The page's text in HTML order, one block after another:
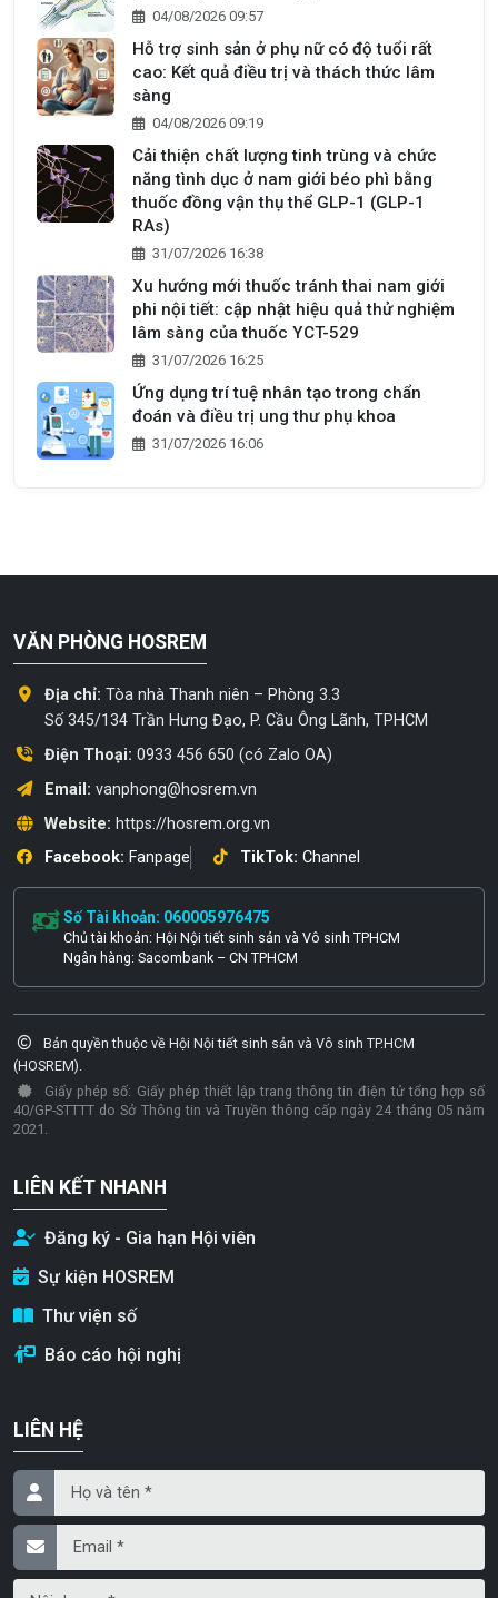
04/08/2026 09:57
Hỗ trợ sinh sản ở phụ nữ có độ tuổi rất
cao: Kết quả điều trị và thách thức lâm
sàng
04/08/2026 09:19
Cải thiện chất lượng tinh trùng và chức
năng tình dục ở nam giới béo phì bằng
thuốc đồng vận thụ thể GLP-1 (GLP-1
RAs)
31/07/2026 16:38
Xu hướng mới thuốc tránh thai nam giới
phi nội tiết: cập nhật hiệu quả thử nghiệm
lâm sàng của thuốc YCT-529
31/07/2026 16:25
Ứng dụng trí tuệ nhân tạo trong chẩn
đoán và điều trị ung thư phụ khoa
31/07/2026 16:06
VĂN PHÒNG HOSREM
Địa chỉ: Tòa nhà Thanh niên – Phòng 3.3
Số 345/134 Trần Hưng Đạo, P. Cầu Ông Lãnh, TPHCM
Điện Thoại: 0933 456 650 (có Zalo OA)
Email: vanphong@hosrem.vn
Website: https://hosrem.org.vn
Facebook: Fanpage TikTok: Channel
Số Tài khoản: 060005976475
Chủ tài khoản: Hội Nội tiết sinh sản và Vô sinh TPHCM
Ngân hàng: Sacombank – CN TPHCM
Bản quyền thuộc về Hội Nội tiết sinh sản và Vô sinh TP.HCM
(HOSREM).
Giấy phép số: Giấy phép thiết lập trang thông tin điện tử tổng hợp số
40/GP-STTTT do Sở Thông tin và Truyền thông cấp ngày 24 tháng 05 năm
2021.
LIÊN KẾT NHANH
Đăng ký - Gia hạn Hội viên
Sự kiện HOSREM
Thư viện số
Báo cáo hội nghị
LIÊN HỆ